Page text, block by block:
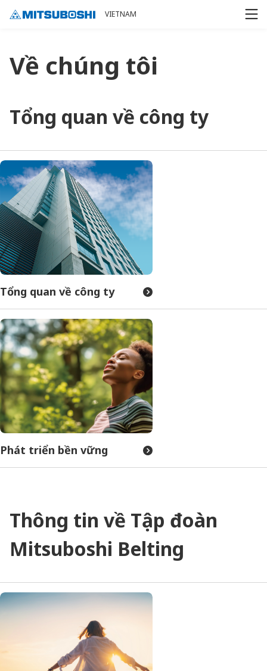
VIETNAM
Về chúng tôi
Tổng quan về công ty
Tổng quan về công ty
Phát triển bền vững
Thông tin về Tập đoàn
Mitsuboshi Belting
Cookieの設定